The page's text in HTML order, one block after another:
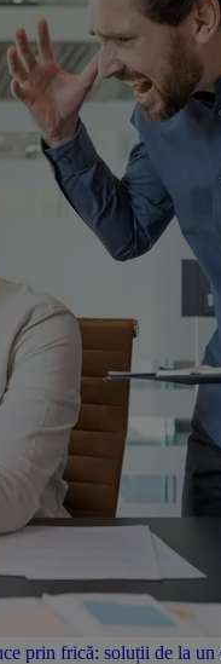
prin frică: soluții de la un